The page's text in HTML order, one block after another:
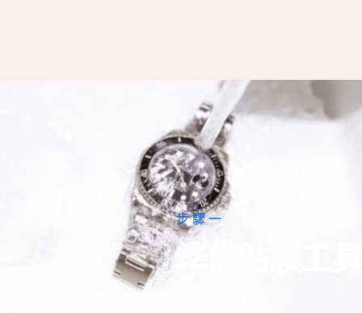
步驟一
準備貼膜工具